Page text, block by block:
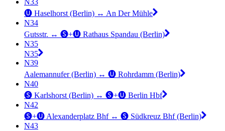
N33
🅤 Haselhorst (Berlin) ↔︎ An Der Mühle
N34
Gutsstr. ↔︎ 🅢+🅤 Rathaus Spandau (Berlin)
N35
N35
N39
Aalemannufer (Berlin) ↔︎ 🅤 Rohrdamm (Berlin)
N40
🅢 Karlshorst (Berlin) ↔︎ 🅢+🅤 Berlin Hbf
N42
🅢+🅤 Alexanderplatz Bhf ↔︎ 🅢 Südkreuz Bhf (Berlin)
N43